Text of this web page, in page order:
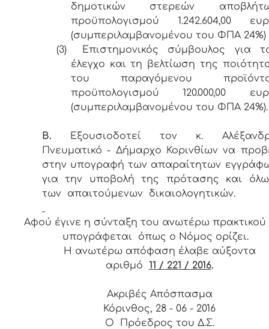
δημοτικών στερεών
προϋπολογισμού 1.242.604,00
(συμπεριλαμβανομένου του ΦΠΑ 24%)
(3)
Επιστημονικός σύμβουλος για
έλεγχο και τη βελτίωση της
του παραγόμενου
προϋπολογισμού 120.000,00
(συμπεριλαμβανομένου του ΦΠΑ 24%).
Β. Εξουσιοδοτεί τον κ.
Πνευματικό - Δήμαρχο Κορινθίων να
στην υπογραφή των απαραίτητων
για την υποβολή της πρότασης και
των απαιτούμενων δικαιολογητικών.
Αφού έγινε η σύνταξη του ανωτέρω πρακτικού
υπογράφεται όπως ο Νόμος ορίζει.
Η ανωτέρω απόφαση έλαβε αύξοντα
αριθμό 11 / 221 / 2016.
Ακριβές Απόσπασμα
Κόρινθος, 28 - 06 - 2016
Ο Πρόεδρος του Δ.Σ.